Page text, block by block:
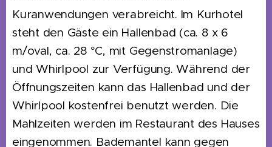
Kuranwendungen verabreicht. Im Kurhotel
steht den Gäste ein Hallenbad (ca. 8 x 6
m/oval, ca. 28 °C, mit Gegenstromanlage)
und Whirlpool zur Verfügung. Während der
Öffnungszeiten kann das Hallenbad und der
Whirlpool kostenfrei benutzt werden. Die
Mahlzeiten werden im Restaurant des Hauses
eingenommen. Bademantel kann gegen